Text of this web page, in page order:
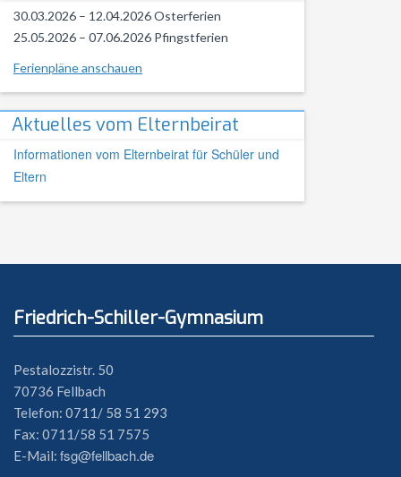
30.03.2026 – 12.04.2026 Osterferien
25.05.2026 – 07.06.2026 Pfingstferien
Ferienpläne anschauen
Aktuelles vom Elternbeirat
Informationen vom Elternbeirat für Schüler und
Eltern
Friedrich-Schiller-Gymnasium
Pestalozzistr. 50
70736 Fellbach
Telefon: 0711/ 58 51 293
Fax: 0711/58 51 7575
E-Mail: fsg@fellbach.de